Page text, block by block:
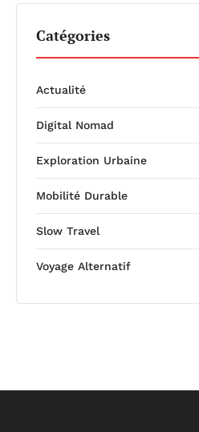
Catégories
Actualité
Digital Nomad
Exploration Urbaine
Mobilité Durable
Slow Travel
Voyage Alternatif